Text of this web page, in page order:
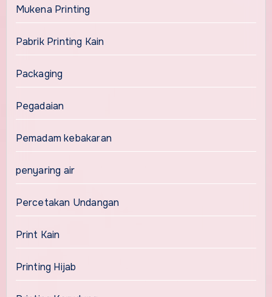
Mukena Printing
Pabrik Printing Kain
Packaging
Pegadaian
Pemadam kebakaran
penyaring air
Percetakan Undangan
Print Kain
Printing Hijab